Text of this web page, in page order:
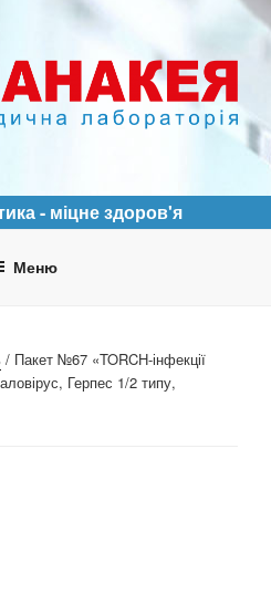
- міцне здоров'я
Меню
/ Пакет №67 «TORCH-інфекції
Герпес 1/2 типу,